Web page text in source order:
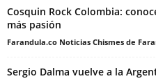
Cosquin Rock Colombia:
más pasión
Farandula.co Noticias Chismes de
Sergio Dalma vuelve a la